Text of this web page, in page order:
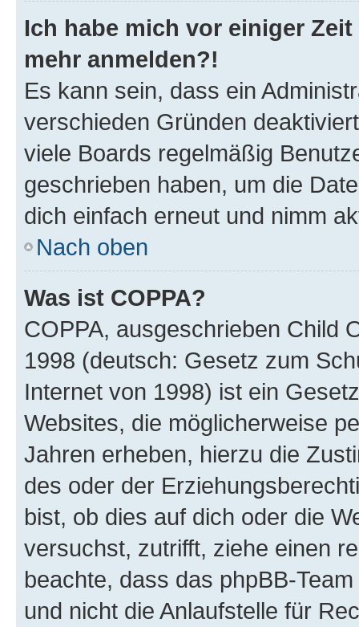
Ich habe mich vor einiger
mehr anmelden?!
Es kann sein, dass ein
verschieden Gründen
viele Boards regelmäßig
geschrieben haben, um die
dich einfach erneut und nimm
Nach oben
Was ist COPPA?
COPPA, ausgeschrieben Child
1998 (deutsch: Gesetz zum
Internet von 1998) ist ein
Websites, die möglicherweise
Jahren erheben, hierzu die
des oder der
bist, ob dies auf dich oder die
versuchst, zutrifft, ziehe einen
beachte, dass das phpBB-
und nicht die Anlaufstelle für